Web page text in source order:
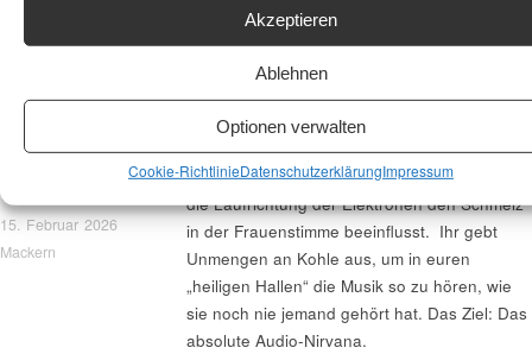
Akzeptieren
Ablehnen
Optionen verwalten
Cookie-RichtlinieDatenschutzerklärungImpressum
UND
ME BEHEBEN
NACHHALLZEI
T)
15. Februar 2026
Mackern
perfekten Klang hinterher, wedelt mit
Kreditkarten, kauft Verstärker, die so schwer
sind wie ein Kleinwagen, und Streamer, die
mehr kosten als meine gesamte
Wohnungseinrichtung. Und bei Kabeln? Da
wird ernsthaft diskutiert, ob das Kupfer bei
Vollmond von Elfen geflochten wurde oder ob
die Laufrichtung der Elektronen den Schmelz
in der Frauenstimme beeinflusst. Ihr gebt
Unmengen an Kohle aus, um in euren
„heiligen Hallen“ die Musik so zu hören, wie
sie noch nie jemand gehört hat. Das Ziel: Das
absolute Audio-Nirvana.